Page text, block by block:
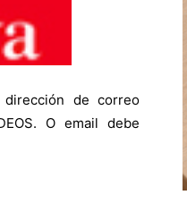
de correo
O email debe